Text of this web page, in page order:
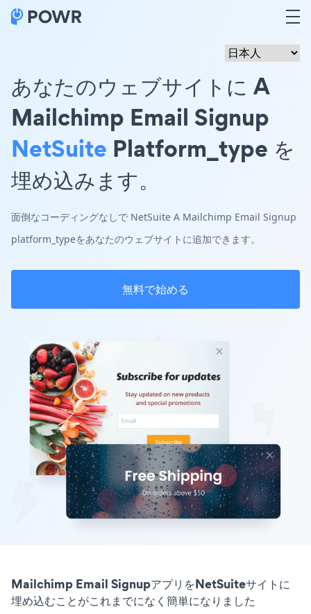
あなたのウェブサイトに A
Mailchimp Email Signup
NetSuite Platform_type を
埋め込みます。
面倒なコーディングなしで NetSuite A Mailchimp Email Signup
platform_typeをあなたのウェブサイトに追加できます。
無料で始める
Mailchimp Email SignupアプリをNetSuiteサイトに
埋め込むことがこれまでになく簡単になりました